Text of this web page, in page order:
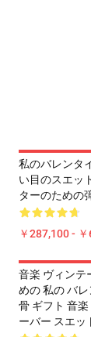
私のバレンタ
い目のスエッ
ターのための
￥287,100 -
音楽 ヴィンテ
めの 私の バ
骨 ギフト 音
ーバー スエッ